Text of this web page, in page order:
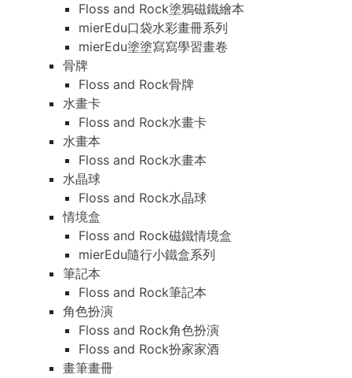
Floss and Rock塗鴉磁鐵繪本
mierEdu口袋水彩畫冊系列
mierEdu塗塗寫寫學習畫卷
骨牌
Floss and Rock骨牌
水畫卡
Floss and Rock水畫卡
水畫本
Floss and Rock水畫本
水晶球
Floss and Rock水晶球
情境盒
Floss and Rock磁鐵情境盒
mierEdu隨行小鐵盒系列
筆記本
Floss and Rock筆記本
角色扮演
Floss and Rock角色扮演
Floss and Rock扮家家酒
畫筆畫冊